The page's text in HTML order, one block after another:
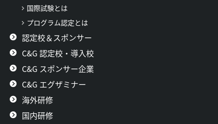
国際試験とは
プログラム認定とは
認定校＆スポンサー
C&G 認定校・導入校
C&G スポンサー企業
C&G エグザミナー
海外研修
国内研修